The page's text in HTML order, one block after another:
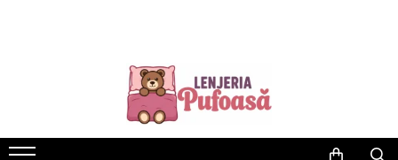
Lenjerii Pat Bumbac Tip Finet
Lenjerii Finet 5D
HUSE CANAPELE & FOTOLII
HUSE COLTAR